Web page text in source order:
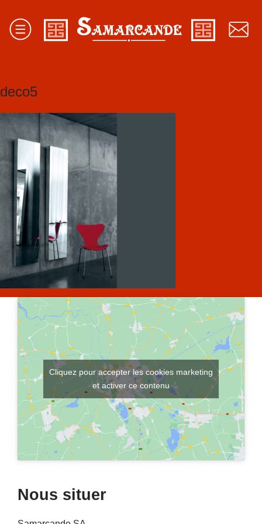
deco5
Cliquez pour accepter les cookies marketing
et activer ce contenu
Nous situer